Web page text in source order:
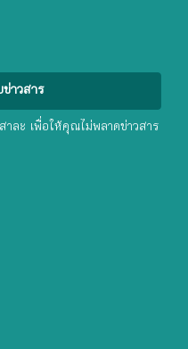
าวสาร
าละ เพื่อให้คุณไม่พลาดข่าวสาร